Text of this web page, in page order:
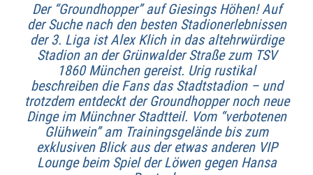
Der “Groundhopper” auf Giesings Höhen! Auf
der Suche nach den besten Stadionerlebnissen
der 3. Liga ist Alex Klich in das altehrwürdige
Stadion an der Grünwalder Straße zum TSV
1860 München gereist. Urig rustikal
beschreiben die Fans das Stadtstadion – und
trotzdem entdeckt der Groundhopper noch neue
Dinge im Münchner Stadtteil. Vom “verbotenen
Glühwein” am Trainingsgelände bis zum
exklusiven Blick aus der etwas anderen VIP
Lounge beim Spiel der Löwen gegen Hansa